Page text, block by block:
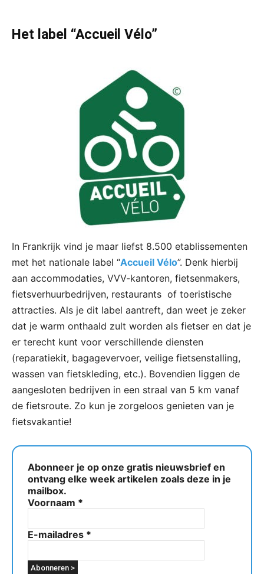
Het label “Accueil Vélo”
In Frankrijk vind je maar liefst 8.500 etablissementen
met het nationale label “Accueil Vélo”. Denk hierbij
aan accommodaties, VVV-kantoren, fietsenmakers,
fietsverhuurbedrijven, restaurants of toeristische
attracties. Als je dit label aantreft, dan weet je zeker
dat je warm onthaald zult worden als fietser en dat je
er terecht kunt voor verschillende diensten
(reparatiekit, bagagevervoer, veilige fietsenstalling,
wassen van fietskleding, etc.). Bovendien liggen de
aangesloten bedrijven in een straal van 5 km vanaf
de fietsroute. Zo kun je zorgeloos genieten van je
fietsvakantie!
Abonneer je op onze gratis nieuwsbrief en
ontvang elke week artikelen zoals deze in je
mailbox.
Voornaam *
E-mailadres *